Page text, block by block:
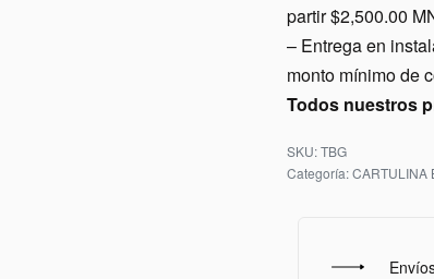
partir $2,500.00
– Entrega en
monto mínimo de
Todos nuestros
TBG
Categoría:CARTULINA